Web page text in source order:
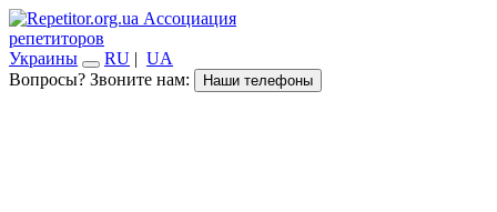
Ассоциация
репетиторов
Украины
RU | UA
Вопросы? Звоните нам:
Наши телефоны